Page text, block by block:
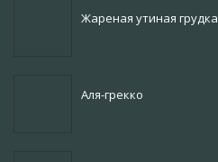
Жареная утиная грудка
Аля-грекко